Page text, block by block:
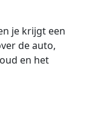
je krijgt een
de auto,
en het